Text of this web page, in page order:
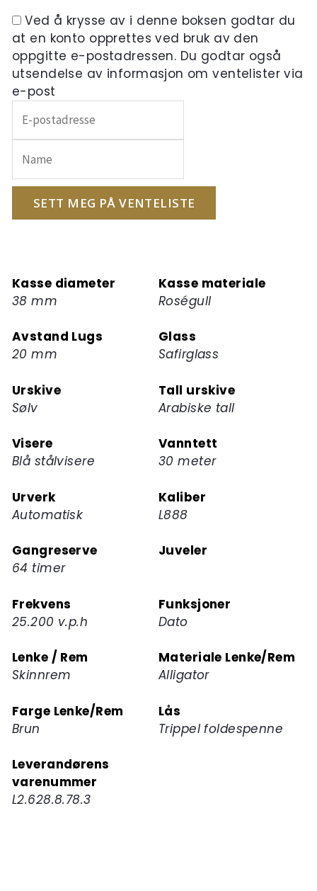
Ved å krysse av i denne boksen godtar du
at en konto opprettes ved bruk av den
oppgitte e-postadressen. Du godtar også
utsendelse av informasjon om ventelister via
e-post
inn
e-
postadressen
din
ventelisten
for
produktet
SETT MEG PÅ VENTELISTE
Kasse diameter
38 mm
Kasse materiale
Roségull
Avstand Lugs
20 mm
Glass
Safirglass
Urskive
Sølv
Tall urskive
Arabiske tall
Visere
Blå stålvisere
Vanntett
30 meter
Urverk
Automatisk
Kaliber
L888
Gangreserve
64 timer
Juveler
Frekvens
25.200 v.p.h
Funksjoner
Dato
Lenke / Rem
Skinnrem
Materiale Lenke/Rem
Alligator
Farge Lenke/Rem
Brun
Lås
Trippel foldespenne
Leverandørens
varenummer
L2.628.8.78.3